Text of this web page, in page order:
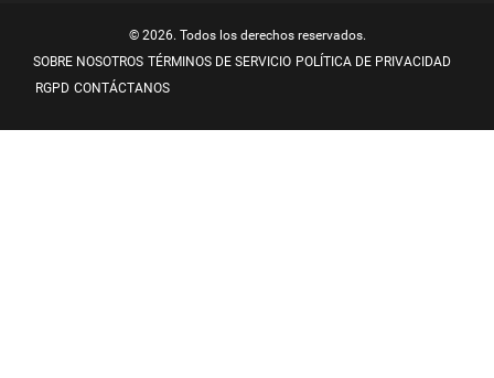
© 2026. Todos los derechos reservados.
SOBRE NOSOTROS TÉRMINOS DE SERVICIO POLÍTICA DE PRIVACIDAD
RGPD CONTÁCTANOS